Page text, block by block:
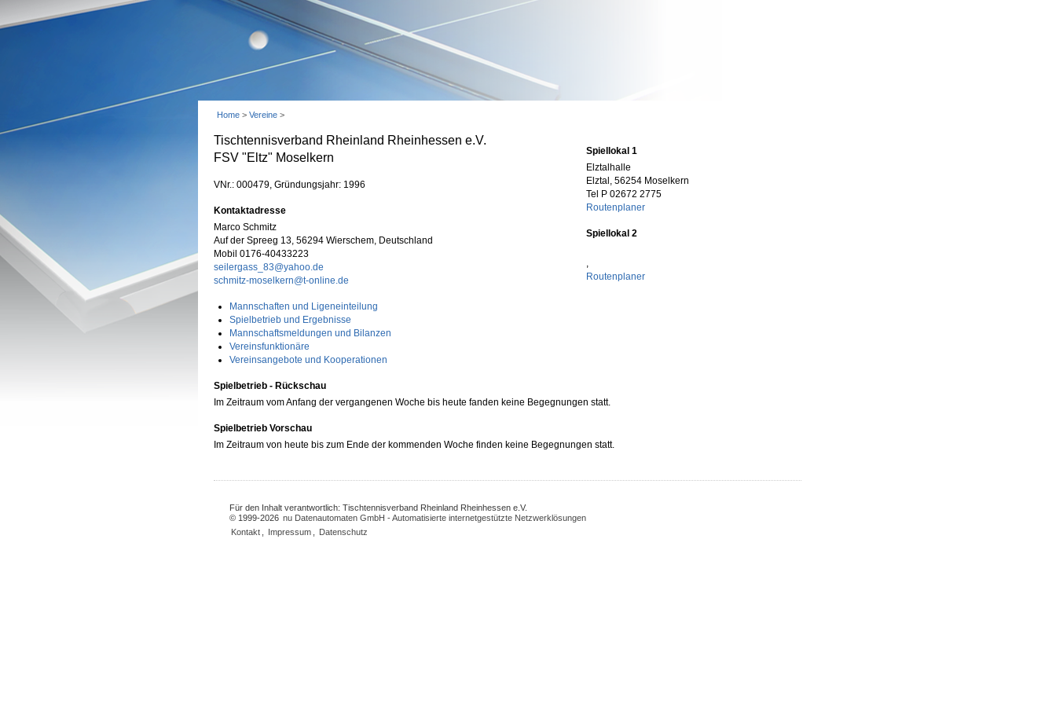
Home > Vereine >
Tischtennisverband Rheinland Rheinhessen e.V.
FSV "Eltz" Moselkern
VNr.: 000479, Gründungsjahr: 1996
Kontaktadresse
Marco Schmitz
Auf der Spreeg 13, 56294 Wierschem, Deutschland
Mobil 0176-40433223
seilergass_83@yahoo.de
schmitz-moselkern@t-online.de
Mannschaften und Ligeneinteilung
Spielbetrieb und Ergebnisse
Mannschaftsmeldungen und Bilanzen
Vereinsfunktionäre
Vereinsangebote und Kooperationen
Spiellokal 1
Elztalhalle
Elztal, 56254 Moselkern
Tel P 02672 2775
Routenplaner
Spiellokal 2
,
Routenplaner
Spielbetrieb - Rückschau
Im Zeitraum vom Anfang der vergangenen Woche bis heute fanden keine Begegnungen statt.
Spielbetrieb Vorschau
Im Zeitraum von heute bis zum Ende der kommenden Woche finden keine Begegnungen statt.
Für den Inhalt verantwortlich: Tischtennisverband Rheinland Rheinhessen e.V.
© 1999-2026 nu Datenautomaten GmbH - Automatisierte internetgestützte Netzwerklösungen
Kontakt
Impressum Datenschutz